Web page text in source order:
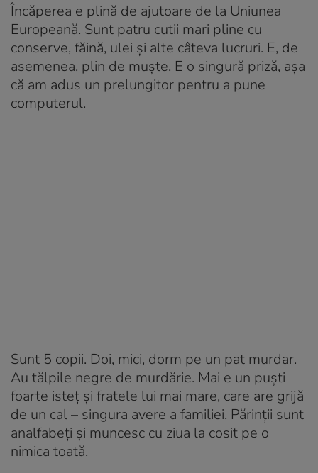
Încăperea e plină de ajutoare de la Uniunea
Europeană. Sunt patru cutii mari pline cu
conserve, făină, ulei și alte câteva lucruri. E, de
asemenea, plin de muște. E o singură priză, așa
că am adus un prelungitor pentru a pune
computerul.
Sunt 5 copii. Doi, mici, dorm pe un pat murdar.
Au tălpile negre de murdărie. Mai e un puști
foarte isteț și fratele lui mai mare, care are grijă
de un cal – singura avere a familiei. Părinții sunt
analfabeți și muncesc cu ziua la cosit pe o
nimica toată.